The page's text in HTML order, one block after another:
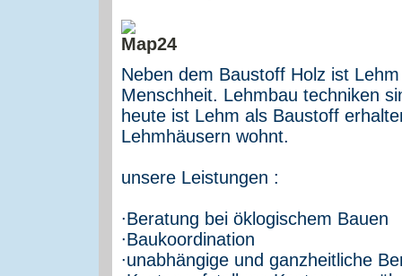
Neben dem Baustoff Holz ist
Menschheit. Lehmbau techniken
heute ist Lehm als Baustoff
Lehmhäusern wohnt.
unsere Leistungen :
∙Beratung bei öklogischem Bauen
∙Baukoordination
∙unabhängige und ganzheitliche